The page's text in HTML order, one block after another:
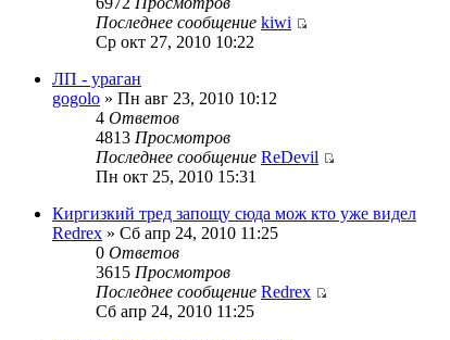
Последнее сообщение kiwi
Ср окт 27, 2010 10:22
ЛП - ураган
gogolo » Пн авг 23, 2010 10:12
4 Ответов
4813 Просмотров
Последнее сообщение ReDevil
Пн окт 25, 2010 15:31
Киргизкий тред запощу сюда мож кто уже видел
Redrex » Сб апр 24, 2010 11:25
0 Ответов
3615 Просмотров
Последнее сообщение Redrex
Сб апр 24, 2010 11:25